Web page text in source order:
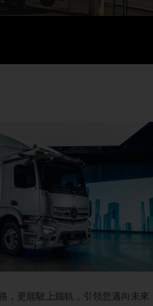
，更能駛上鐵軌，引領您邁向未來